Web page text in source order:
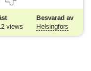
views
Besvarad av
Helsingfors